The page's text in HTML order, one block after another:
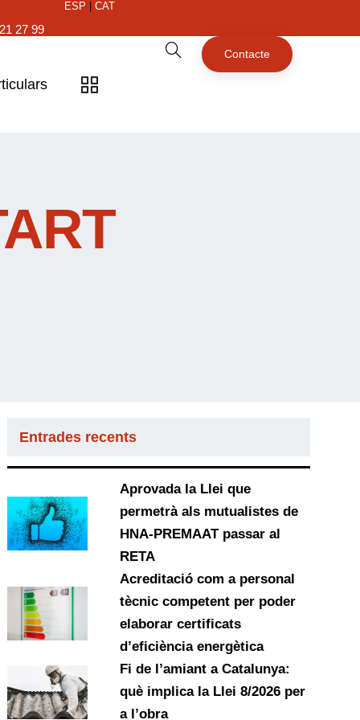
27 99
ESP CAT
Contacte
Entrades recents
Aprovada la Llei que
permetrà als mutualistes de
HNA-PREMAAT passar al
RETA
Acreditació com a personal
tècnic competent per poder
elaborar certificats
d’eficiència energètica
Fi de l’amiant a Catalunya:
què implica la Llei 8/2026 per
a l’obra